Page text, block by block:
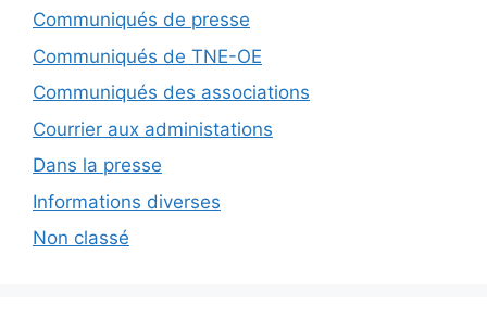
Communiqués de presse
Communiqués de TNE-OE
Communiqués des associations
Courrier aux administations
Dans la presse
Informations diverses
Non classé